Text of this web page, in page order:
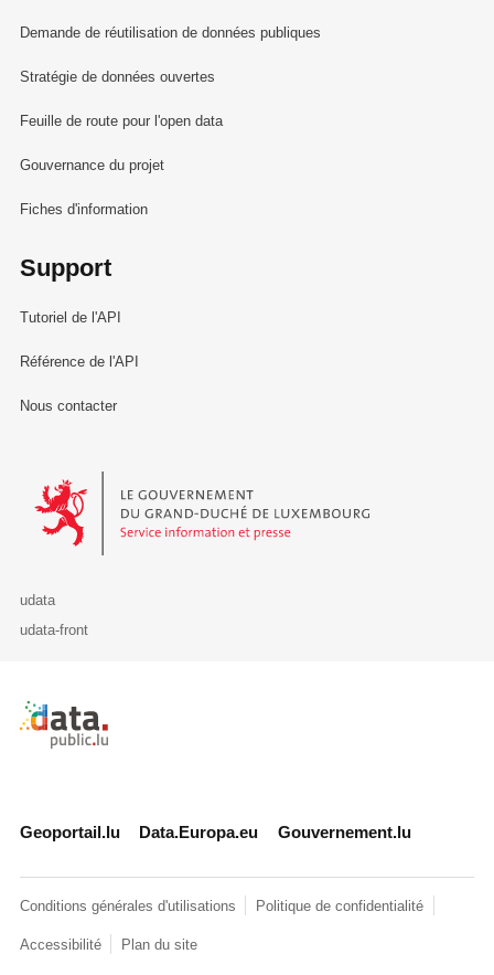
Demande de réutilisation de données publiques
Stratégie de données ouvertes
Feuille de route pour l'open data
Gouvernance du projet
Fiches d'information
Support
Tutoriel de l'API
Référence de l'API
Nous contacter
Le Gouvernement du Grand-Duché de Luxembourg - Service
udata
udata-front
Retour à l'accueil de data.public.lu
Geoportail.lu Data.Europa.eu Gouvernement.lu
Conditions générales d'utilisations Politique de confidentialité
Accessibilité Plan du site